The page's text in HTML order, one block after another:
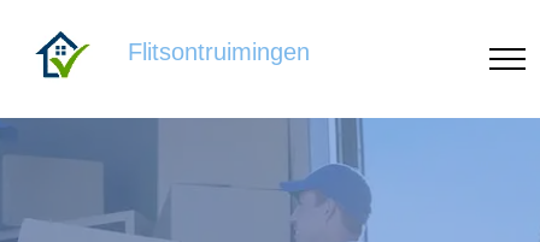
Flitsontruimingen